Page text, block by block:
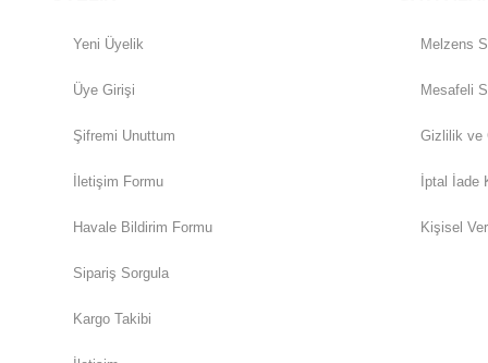
Yeni Üyelik
Üye Girişi
Şifremi Unuttum
İletişim Formu
Havale Bildirim Formu
Sipariş Sorgula
Kargo Takibi
Melzens
Mesafeli
Gizlilik ve
İptal İade
Kişisel